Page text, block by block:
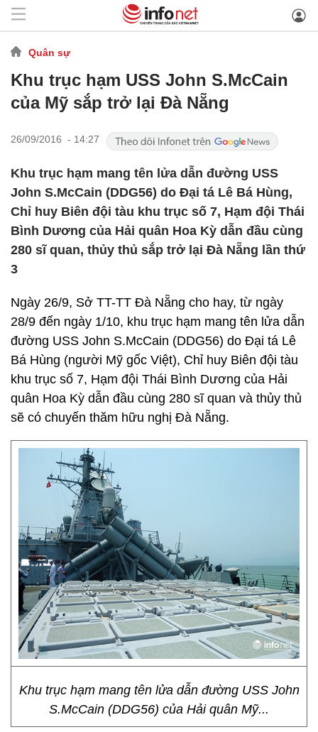
Quân sự
Khu trục hạm USS John S.McCain
của Mỹ sắp trở lại Đà Nẵng
26/09/2016 - 14:27
Khu trục hạm mang tên lửa dẫn đường USS
John S.McCain (DDG56) do Đại tá Lê Bá Hùng,
Chỉ huy Biên đội tàu khu trục số 7, Hạm đội Thái
Bình Dương của Hải quân Hoa Kỳ dẫn đầu cùng
280 sĩ quan, thủy thủ sắp trở lại Đà Nẵng lần thứ
3
Ngày 26/9, Sở TT-TT Đà Nẵng cho hay, từ ngày
28/9 đến ngày 1/10, khu trục hạm mang tên lửa dẫn
đường USS John S.McCain (DDG56) do Đại tá Lê
Bá Hùng (người Mỹ gốc Việt), Chỉ huy Biên đội tàu
khu trục số 7, Hạm đội Thái Bình Dương của Hải
quân Hoa Kỳ dẫn đầu cùng 280 sĩ quan và thủy thủ
sẽ có chuyến thăm hữu nghị Đà Nẵng.
Khu trục hạm mang tên lửa dẫn đường USS John
S.McCain (DDG56) của Hải quân Mỹ...